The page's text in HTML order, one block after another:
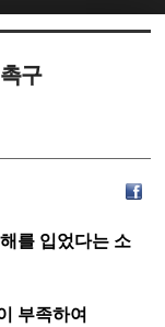
구
를 입었다는 소
부족하여
5
5
5
5